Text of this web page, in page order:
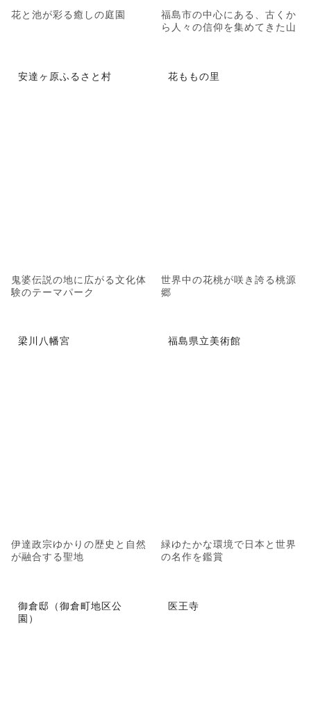
花と池が彩る癒しの庭園
福島市の中心にある、古くか
ら人々の信仰を集めてきた山
安達ヶ原ふるさと村
鬼婆伝説の地に広がる文化体
験のテーマパーク
花ももの里
世界中の花桃が咲き誇る桃源
郷
梁川八幡宮
伊達政宗ゆかりの歴史と自然
が融合する聖地
福島県立美術館
緑ゆたかな環境で日本と世界
の名作を鑑賞
御倉邸（御倉町地区公
園）
医王寺